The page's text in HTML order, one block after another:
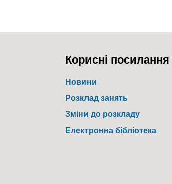
Корисні посилання
Новини
Розклад занять
Зміни до розкладу
Електронна бібліотека